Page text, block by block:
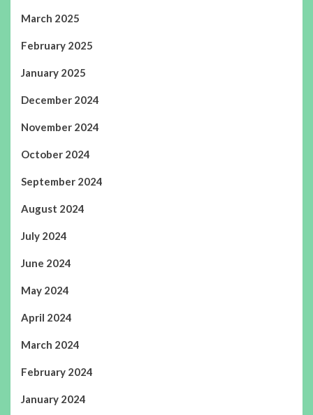
March 2025
February 2025
January 2025
December 2024
November 2024
October 2024
September 2024
August 2024
July 2024
June 2024
May 2024
April 2024
March 2024
February 2024
January 2024